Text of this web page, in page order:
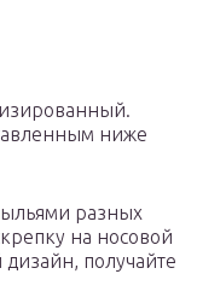
ниже
разных
на носовой
дизайн, получайте